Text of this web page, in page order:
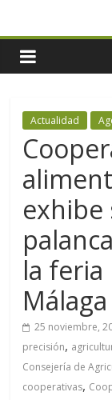
seguridad y la
ASAJA Almería:
Actualidad
exhibe
la feria
Málaga
25 noviembre,
precisión,
Consejería de
cooperativas,